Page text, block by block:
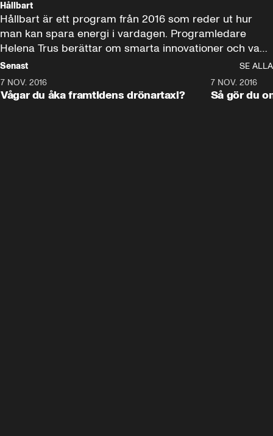
Hållbart
Hållbart är ett program från 2016 som reder ut hur
man kan spara energi i vardagen. Programledare
Helena Trus berättar om smarta innovationer och vad
vi tillsammans kan göra för att värna om miljön. Ett
ämne som aldrig kommer sluta vara aktuell!
Senast
SE ALLA
7 NOV. 2016
Vågar du åka framtidens drönartaxi?
7 NOV. 2016
Så gör du